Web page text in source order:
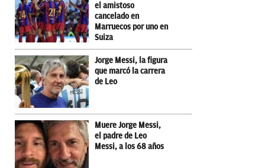
el amistoso
cancelado en
Marruecos por uno en
Suiza
Jorge Messi, la figura
que marcó la carrera
de Leo
Muere Jorge Messi,
el padre de Leo
Messi, a los 68 años